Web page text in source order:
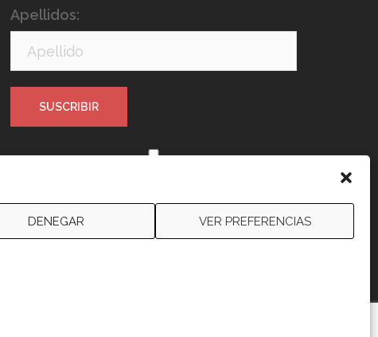
DENEGAR VER PREFERENCIAS
Apellidos:
condiciones